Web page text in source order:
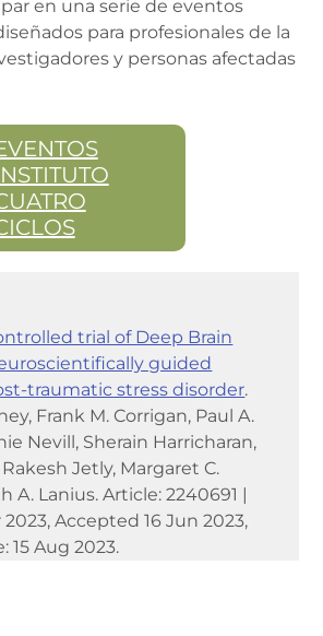
en una serie de eventos
para profesionales de la
y personas afectadas
trial of Deep Brain
guided
traumatic stress disorder.
Frank M. Corrigan, Paul A.
Nevill, Sherain Harricharan,
Jetly, Margaret C.
A. Lanius. Article: 2240691 |
Accepted 16 Jun 2023,
15 Aug 2023.